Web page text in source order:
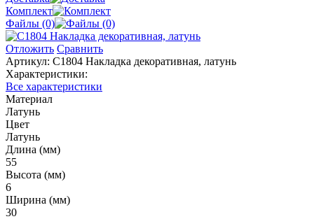
Комплект
Файлы (0)
Отложить Сравнить
Артикул: C1804 Накладка декоративная, латунь
Характеристики:
Все характеристики
Материал
Латунь
Цвет
Латунь
Длина (мм)
55
Высота (мм)
6
Ширина (мм)
30